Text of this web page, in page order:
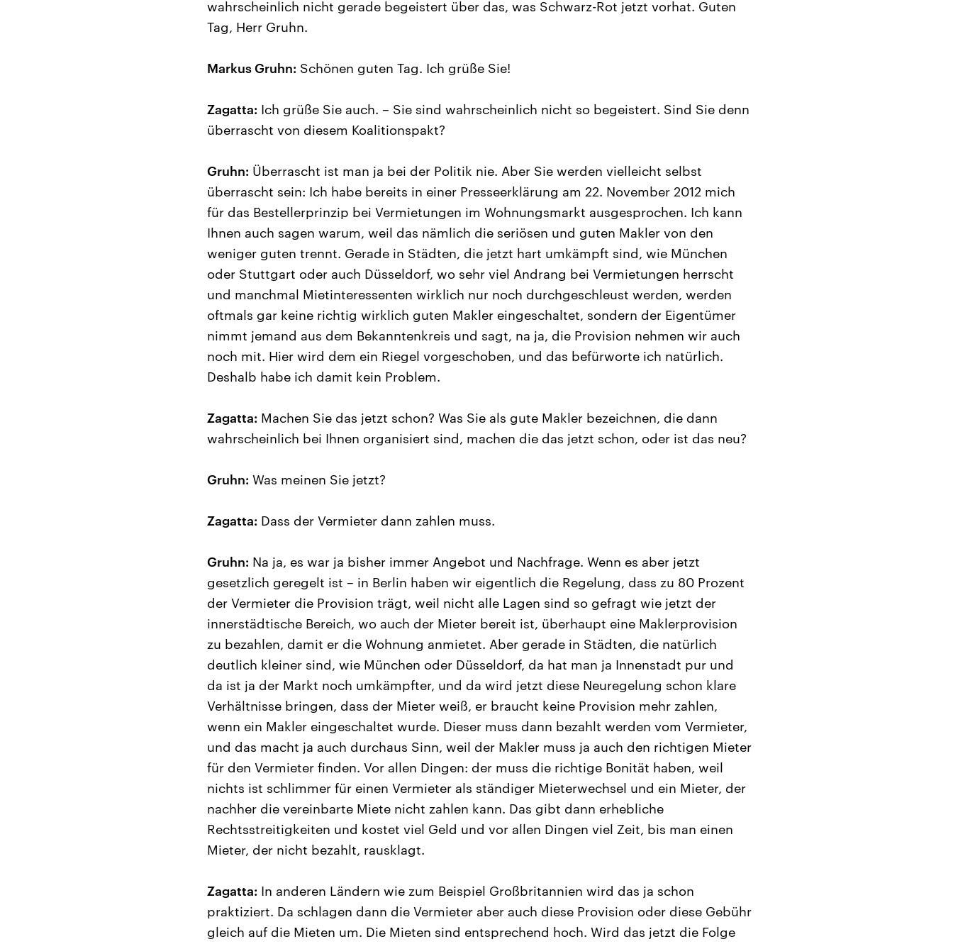
wahrscheinlich nicht gerade begeistert über das, was Schwarz-Rot jetzt vorhat. Guten
Tag, Herr Gruhn.
Markus Gruhn: Schönen guten Tag. Ich grüße Sie!
Zagatta: Ich grüße Sie auch. – Sie sind wahrscheinlich nicht so begeistert. Sind Sie denn
überrascht von diesem Koalitionspakt?
Gruhn: Überrascht ist man ja bei der Politik nie. Aber Sie werden vielleicht selbst
überrascht sein: Ich habe bereits in einer Presseerklärung am 22. November 2012 mich
für das Bestellerprinzip bei Vermietungen im Wohnungsmarkt ausgesprochen. Ich kann
Ihnen auch sagen warum, weil das nämlich die seriösen und guten Makler von den
weniger guten trennt. Gerade in Städten, die jetzt hart umkämpft sind, wie München
oder Stuttgart oder auch Düsseldorf, wo sehr viel Andrang bei Vermietungen herrscht
und manchmal Mietinteressenten wirklich nur noch durchgeschleust werden, werden
oftmals gar keine richtig wirklich guten Makler eingeschaltet, sondern der Eigentümer
nimmt jemand aus dem Bekanntenkreis und sagt, na ja, die Provision nehmen wir auch
noch mit. Hier wird dem ein Riegel vorgeschoben, und das befürworte ich natürlich.
Deshalb habe ich damit kein Problem.
Zagatta: Machen Sie das jetzt schon? Was Sie als gute Makler bezeichnen, die dann
wahrscheinlich bei Ihnen organisiert sind, machen die das jetzt schon, oder ist das neu?
Gruhn: Was meinen Sie jetzt?
Zagatta: Dass der Vermieter dann zahlen muss.
Gruhn: Na ja, es war ja bisher immer Angebot und Nachfrage. Wenn es aber jetzt
gesetzlich geregelt ist – in Berlin haben wir eigentlich die Regelung, dass zu 80 Prozent
der Vermieter die Provision trägt, weil nicht alle Lagen sind so gefragt wie jetzt der
innerstädtische Bereich, wo auch der Mieter bereit ist, überhaupt eine Maklerprovision
zu bezahlen, damit er die Wohnung anmietet. Aber gerade in Städten, die natürlich
deutlich kleiner sind, wie München oder Düsseldorf, da hat man ja Innenstadt pur und
da ist ja der Markt noch umkämpfter, und da wird jetzt diese Neuregelung schon klare
Verhältnisse bringen, dass der Mieter weiß, er braucht keine Provision mehr zahlen,
wenn ein Makler eingeschaltet wurde. Dieser muss dann bezahlt werden vom Vermieter,
und das macht ja auch durchaus Sinn, weil der Makler muss ja auch den richtigen Mieter
für den Vermieter finden. Vor allen Dingen: der muss die richtige Bonität haben, weil
nichts ist schlimmer für einen Vermieter als ständiger Mieterwechsel und ein Mieter, der
nachher die vereinbarte Miete nicht zahlen kann. Das gibt dann erhebliche
Rechtsstreitigkeiten und kostet viel Geld und vor allen Dingen viel Zeit, bis man einen
Mieter, der nicht bezahlt, rausklagt.
Zagatta: In anderen Ländern wie zum Beispiel Großbritannien wird das ja schon
praktiziert. Da schlagen dann die Vermieter aber auch diese Provision oder diese Gebühr
gleich auf die Mieten um. Die Mieten sind entsprechend hoch. Wird das jetzt die Folge